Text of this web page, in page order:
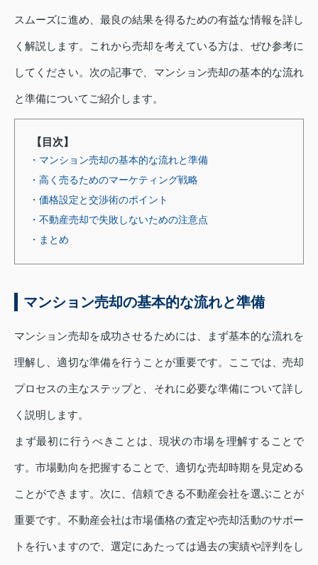
スムーズに進め、最良の結果を得るための有益な情報を詳し
く解説します。これから売却を考えている方は、ぜひ参考に
してください。次の記事で、マンション売却の基本的な流れ
と準備についてご紹介します。
【目次】
・マンション売却の基本的な流れと準備
・高く売るためのマーケティング戦略
・価格設定と交渉術のポイント
・不動産売却で失敗しないための注意点
・まとめ
マンション売却の基本的な流れと準備
マンション売却を成功させるためには、まず基本的な流れを
理解し、適切な準備を行うことが重要です。ここでは、売却
プロセスの主なステップと、それに必要な準備について詳し
く説明します。
まず最初に行うべきことは、現状の市場を理解することで
す。市場動向を把握することで、適切な売却時期を見定める
ことができます。次に、信頼できる不動産会社を選ぶことが
重要です。不動産会社は市場価格の査定や売却活動のサポー
トを行いますので、選定にあたっては過去の実績や評判をし